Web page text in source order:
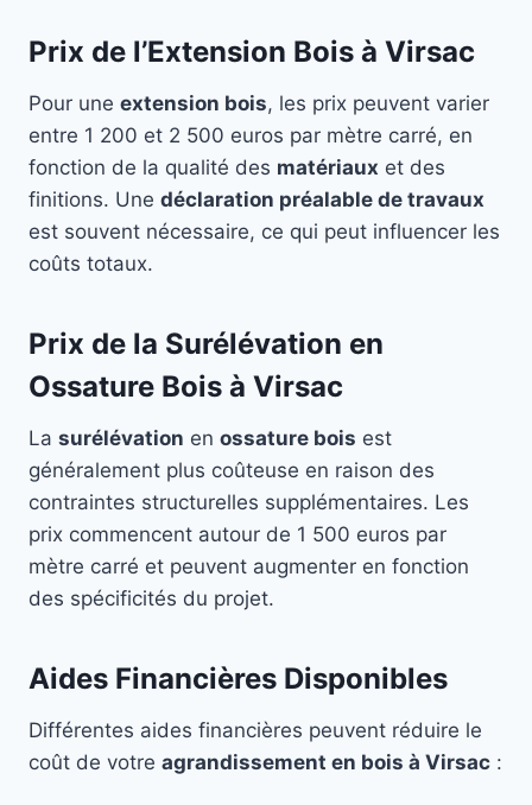
Prix de l’Extension Bois à Virsac
Pour une extension bois, les prix peuvent varier
entre 1 200 et 2 500 euros par mètre carré, en
fonction de la qualité des matériaux et des
finitions. Une déclaration préalable de travaux
est souvent nécessaire, ce qui peut influencer les
coûts totaux.
Prix de la Surélévation en
Ossature Bois à Virsac
La surélévation en ossature bois est
généralement plus coûteuse en raison des
contraintes structurelles supplémentaires. Les
prix commencent autour de 1 500 euros par
mètre carré et peuvent augmenter en fonction
des spécificités du projet.
Aides Financières Disponibles
Différentes aides financières peuvent réduire le
coût de votre agrandissement en bois à Virsac :